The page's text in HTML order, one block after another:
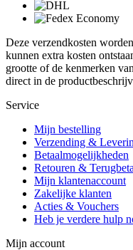
Deze verzendkosten
kunnen extra kosten
grootte of de kenmerken
direct in de
Service
Mijn bestelling
Verzending &
Betaalmogelijkheden
Retouren &
Mijn klantenaccount
Zakelijke klanten
Acties & Vouchers
Heb je verdere hulp
Mijn account